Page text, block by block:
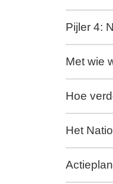
Pijler 4:
Met wie
Hoe
Het